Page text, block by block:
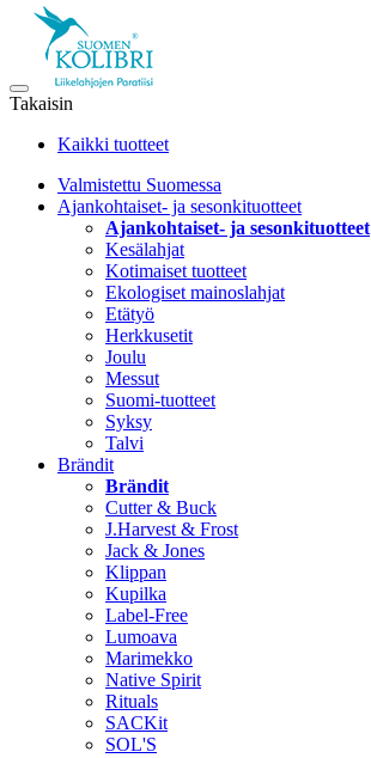
Takaisin
Kaikki tuotteet
Valmistettu Suomessa
Ajankohtaiset- ja sesonkituotteet
Ajankohtaiset- ja sesonkituotteet
Kesälahjat
Kotimaiset tuotteet
Ekologiset mainoslahjat
Etätyö
Herkkusetit
Joulu
Messut
Suomi-tuotteet
Syksy
Talvi
Brändit
Brändit
Cutter & Buck
J.Harvest & Frost
Jack & Jones
Klippan
Kupilka
Label-Free
Lumoava
Marimekko
Native Spirit
Rituals
SACKit
SOL'S